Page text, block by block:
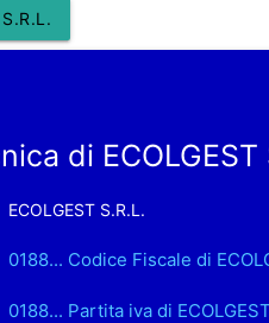
di ECOLGEST
ECOLGEST S.R.L.
0188... Codice Fiscale di
0188... Partita iva di